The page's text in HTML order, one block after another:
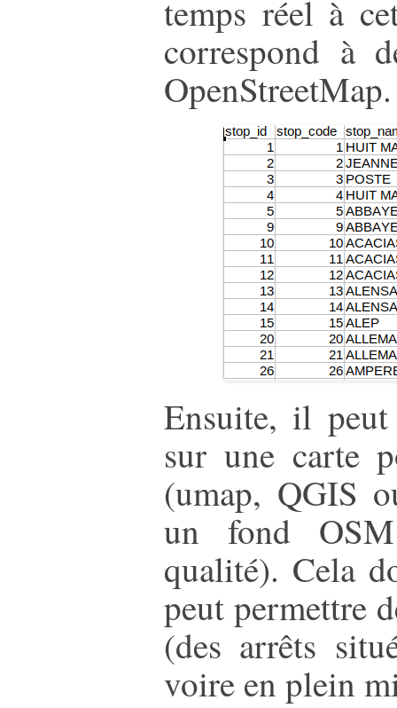
temps réel à
correspond à
OpenStreetMap.
Ensuite, il peut
sur une carte
(umap, QGIS
un fond
qualité). Cela
peut permettre
(des arrêts
voire en plein